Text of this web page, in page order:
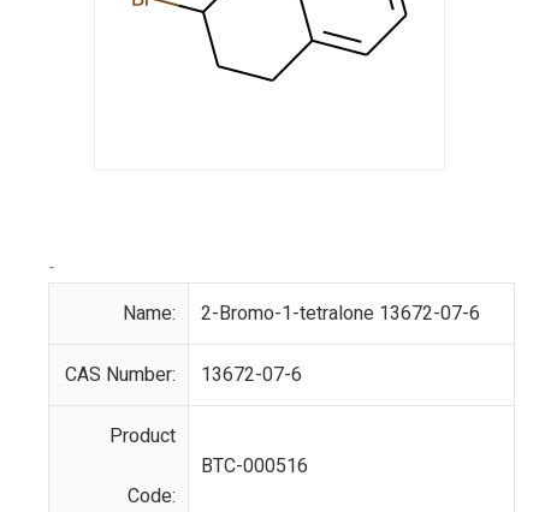
-
Name:
2-Bromo-1-tetralone 13672-07-6
CAS Number: 13672-07-6
Product
Code:
BTC-000516